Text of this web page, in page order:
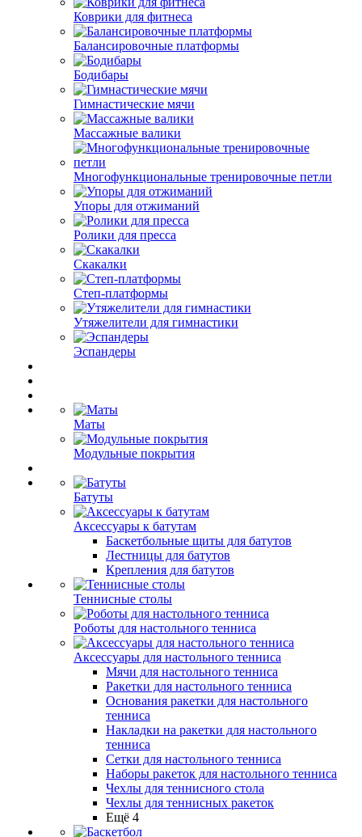
Коврики для фитнеса
Балансировочные платформы
Бодибары
Гимнастические мячи
Массажные валики
Многофункциональные тренировочные петли
Упоры для отжиманий
Ролики для пресса
Скакалки
Степ-платформы
Утяжелители для гимнастики
Эспандеры
Маты
Модульные покрытия
Батуты
Аксессуары к батутам
Баскетбольные щиты для батутов
Лестницы для батутов
Крепления для батутов
Теннисные столы
Роботы для настольного тенниса
Аксессуары для настольного тенниса
Мячи для настольного тенниса
Ракетки для настольного тенниса
Основания ракетки для настольного
тенниса
Накладки на ракетки для настольного
тенниса
Сетки для настольного тенниса
Наборы ракеток для настольного тенниса
Чехлы для теннисного стола
Чехлы для теннисных ракеток
Ещё 4